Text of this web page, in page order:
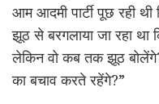
आम आदमी पार्टी पूछ रही
झूठ से बरगलाया जा रहा
लेकिन वो कब तक झूठ
का बचाव करते रहेंगे?”